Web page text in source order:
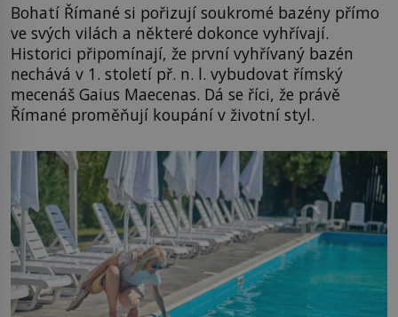
Bohatí Římané si pořizují soukromé bazény přímo
ve svých vilách a některé dokonce vyhřívají.
Historici připomínají, že první vyhřívaný bazén
nechává v 1. století př. n. l. vybudovat římský
mecenáš Gaius Maecenas. Dá se říci, že právě
Římané proměňují koupání v životní styl.